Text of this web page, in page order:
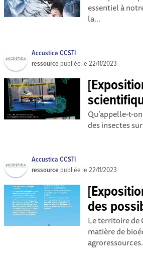
essentiel à
la...
Accustica CCSTI
ressource publiée le22/11/2023
Qu’appelle-t-
des insectes
Accustica CCSTI
ressource publiée le22/11/2023
des
Le territoire de
matière de